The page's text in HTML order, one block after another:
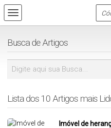
Busca de Artigos
Lista dos 10 Artigos mais
Imóvel de